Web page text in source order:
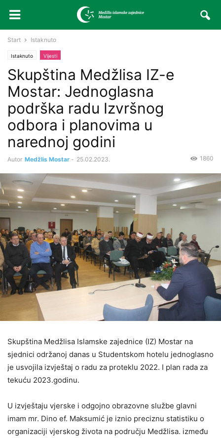
Start Istaknuto
Istaknuto Vijesti
Skupština Medžlisa IZ-e
Mostar: Jednoglasna
podrška radu Izvršnog
odbora i planovima u
narednoj godini
Autor Medžlis Mostar - 25.02.2023. 1860
Skupština Medžlisa Islamske zajednice (IZ) Mostar na
sjednici održanoj danas u Studentskom hotelu jednoglasno
je usvojila izvještaj o radu za proteklu 2022. I plan rada za
tekuću 2023.godinu.
U izvještaju vjerske i odgojno obrazovne službe glavni
imam mr. Dino ef. Maksumić je iznio preciznu statistiku o
organizaciji vjerskog života na području Medžlisa. između